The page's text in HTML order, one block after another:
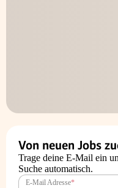
Von neuen Jobs
Trage deine E-Mail ein
Suche automatisch.
E-Mail Adresse*